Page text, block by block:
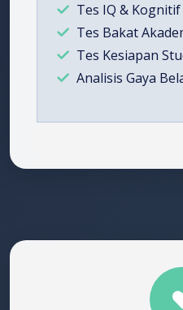
Tes IQ & Kognitif
Tes Bakat
Tes Kesiapan
Analisis Gaya